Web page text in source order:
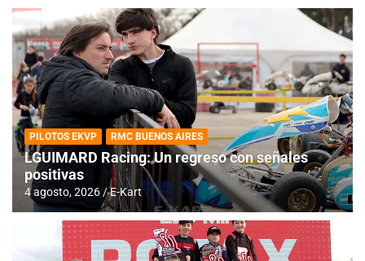
PILOTOS EKVP RMC BUENOS AIRES
LGUIMARD Racing: Un regreso con señales
positivas
4 agosto, 2026 E-Kart